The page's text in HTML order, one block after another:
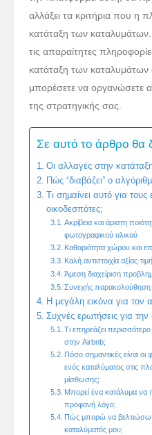
αλλάξει τα κριτήρια που η
κατάταξη των
τις απαραίτητες
κατάταξη των
μπορέσετε να οργανώσετε
της στρατηγικής σας.
Σε αυτό το άρθρο θα
Οι αλλαγές στην
Πώς “διαβάζει” ο
Τι σημαίνει αυτό για
οικοδεσπότες;
Ακρίβεια και άριστη
φωτογραφικού υλικού
Καθαριότητα χώρου και
Καλή αντιστοιχία αξίας-
Άμεση διαχείριση
Συνεχής
Η μεγάλη εικόνα για τον
Συχνές ερωτήσεις για
Τι επηρεάζει
στην Airbnb;
Πόσο σημαντικές είναι οι
ενός καταλύματος στις
μίσθωσης;
Μπορεί ένα κατάλυμα να
προφανή λόγο;
Πώς μπορώ να βελτιώσω
καταλύματός μου;